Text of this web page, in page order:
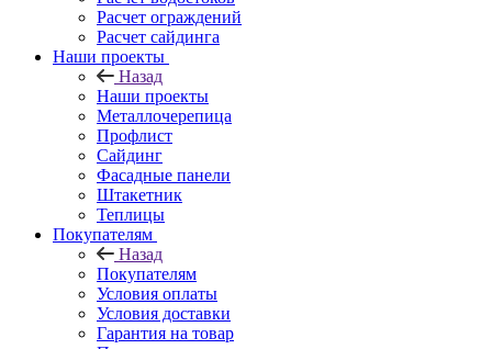
Расчет ограждений
Расчет сайдинга
Наши проекты
Назад
Наши проекты
Металлочерепица
Профлист
Сайдинг
Фасадные панели
Штакетник
Теплицы
Покупателям
Назад
Покупателям
Условия оплаты
Условия доставки
Гарантия на товар